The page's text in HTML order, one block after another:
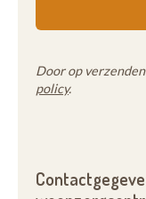
Door op
policy.